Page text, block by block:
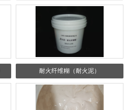
耐火纤维糊（耐火泥）